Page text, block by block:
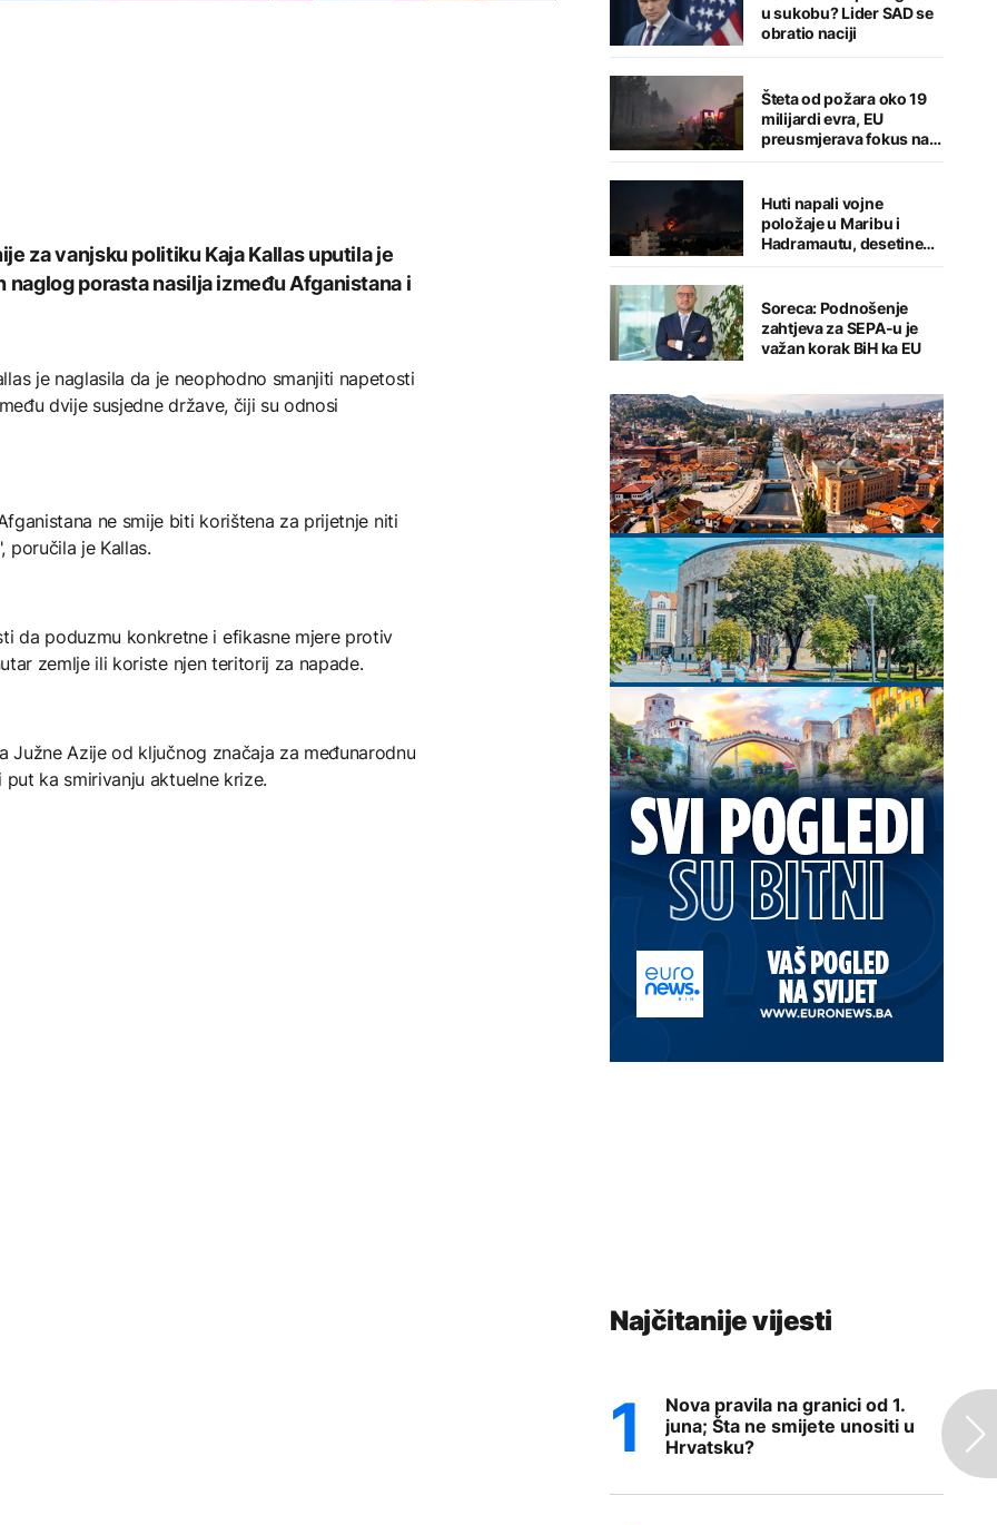
za vanjsku politiku Kaja Kallas uputila je
porasta nasilja između Afganistana i
je naglasila da je neophodno smanjiti napetosti
dvije susjedne države, čiji su odnosi
ne smije biti korištena za prijetnje niti
poručila je Kallas.
da poduzmu konkretne i efikasne mjere protiv
zemlje ili koriste njen teritorij za napade.
Južne Azije od ključnog značaja za međunarodnu
ka smirivanju aktuelne krize.
u sukobu? Lider SAD se
obratio naciji
Šteta od požara oko 19
milijardi evra, EU
preusmjerava fokus na
prevenciju
Huti napali vojne
položaje u Maribu i
Hadramautu, desetine
stradalih
Soreca: Podnošenje
zahtjeva za SEPA-u je
važan korak BiH ka EU
Najčitanije vijesti
Nova pravila na granici od 1.
juna; Šta ne smijete unositi u
Hrvatsku?